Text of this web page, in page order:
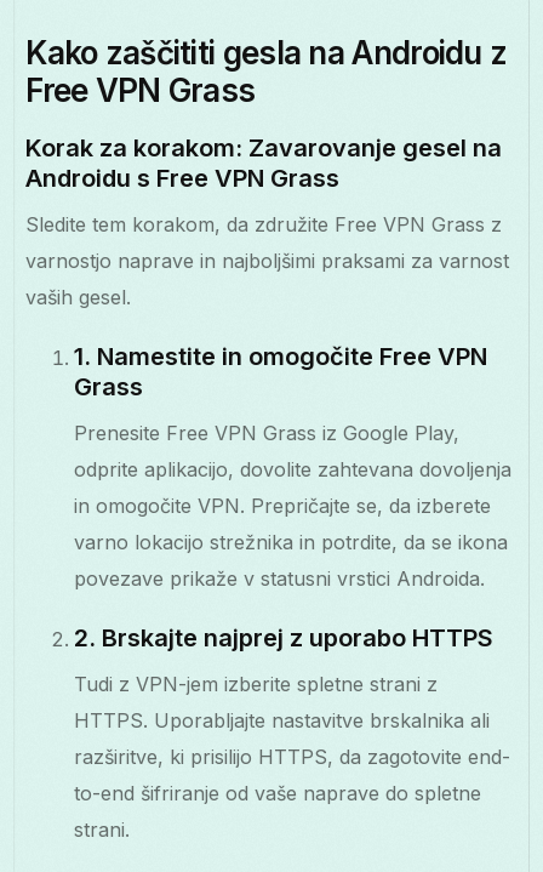
Kako zaščititi gesla na Androidu z
Free VPN Grass
Korak za korakom: Zavarovanje gesel na
Androidu s Free VPN Grass
Sledite tem korakom, da združite Free VPN Grass z
varnostjo naprave in najboljšimi praksami za varnost
vaših gesel.
1. Namestite in omogočite Free VPN
Grass
Prenesite Free VPN Grass iz Google Play,
odprite aplikacijo, dovolite zahtevana dovoljenja
in omogočite VPN. Prepričajte se, da izberete
varno lokacijo strežnika in potrdite, da se ikona
povezave prikaže v statusni vrstici Androida.
2. Brskajte najprej z uporabo HTTPS
Tudi z VPN-jem izberite spletne strani z
HTTPS. Uporabljajte nastavitve brskalnika ali
razširitve, ki prisilijo HTTPS, da zagotovite end-
to-end šifriranje od vaše naprave do spletne
strani.